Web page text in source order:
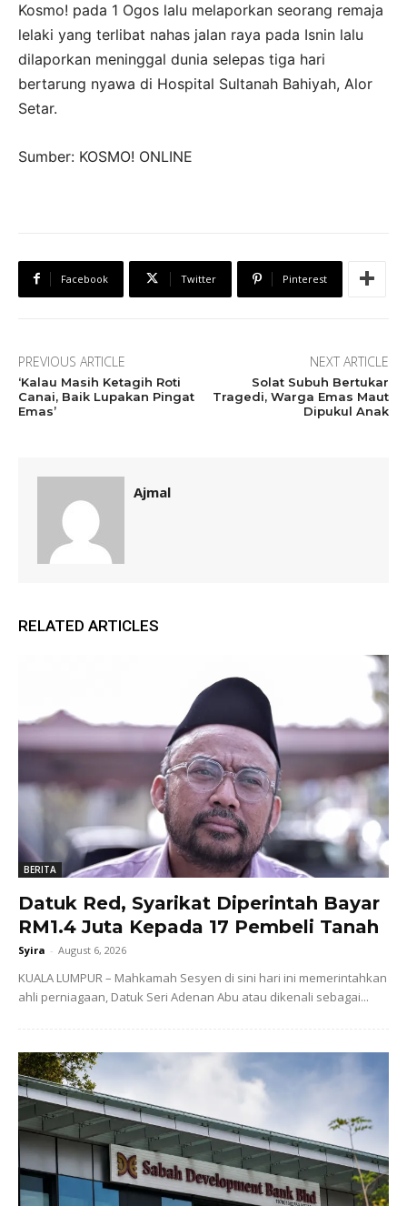
Kosmo! pada 1 Ogos lalu melaporkan seorang remaja
lelaki yang terlibat nahas jalan raya pada Isnin lalu
dilaporkan meninggal dunia selepas tiga hari
bertarung nyawa di Hospital Sultanah Bahiyah, Alor
Setar.
Sumber: KOSMO! ONLINE
Facebook Twitter Pinterest
PREVIOUS ARTICLE
‘Kalau Masih Ketagih Roti
Canai, Baik Lupakan Pingat
Emas’
NEXT ARTICLE
Solat Subuh Bertukar
Tragedi, Warga Emas Maut
Dipukul Anak
Ajmal
RELATED ARTICLES
BERITA
Datuk Red, Syarikat Diperintah Bayar
RM1.4 Juta Kepada 17 Pembeli Tanah
Syira - August 6, 2026
KUALA LUMPUR – Mahkamah Sesyen di sini hari ini memerintahkan
ahli perniagaan, Datuk Seri Adenan Abu atau dikenali sebagai...